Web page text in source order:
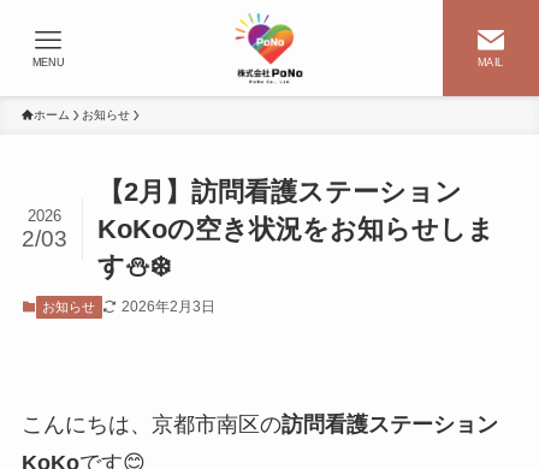
MAIL
MENU
ホーム お知らせ
【2月】訪問看護ステーション
KoKoの空き状況をお知らせしま
す⛄❄️
2026
2/03
お知らせ 2026年2月3日
こんにちは、京都市南区の訪問看護ステーション
KoKoです😊